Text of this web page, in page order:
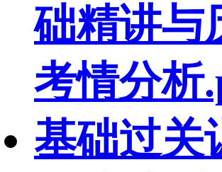
础精讲与
考情分析
基础过关